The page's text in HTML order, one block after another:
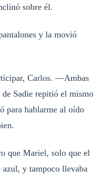
sobre él.
y la movió
Carlos. —Ambas
Sadie repitió el mismo
para hablarme al oído
que Mariel, solo que el
azul, y tampoco llevaba